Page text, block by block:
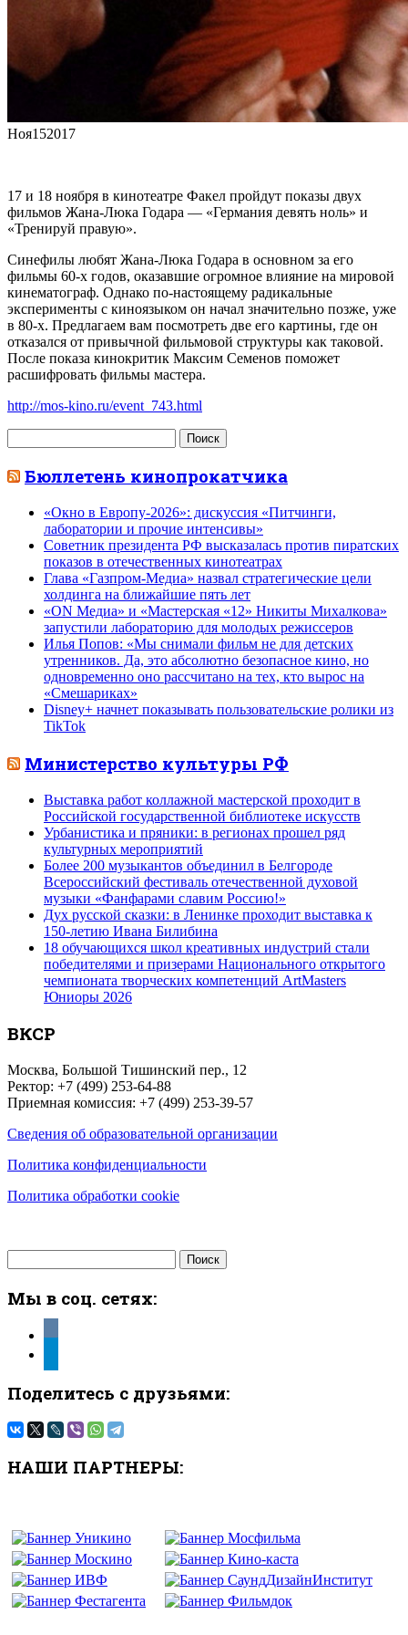
Ноя152017
17 и 18 ноября в кинотеатре Факел пройдут показы двух
фильмов Жана-Люка Годара — «Германия девять ноль» и
«Тренируй правую».
Синефилы любят Жана-Люка Годара в основном за его
фильмы 60-х годов, оказавшие огромное влияние на мировой
кинематограф. Однако по-настоящему радикальные
эксперименты с киноязыком он начал значительно позже, уже
в 80-х. Предлагаем вам посмотреть две его картины, где он
отказался от привычной фильмовой структуры как таковой.
После показа кинокритик Максим Семенов поможет
расшифровать фильмы мастера.
http://mos-kino.ru/event_743.html
Бюллетень кинопрокатчика
«Окно в Европу-2026»: дискуссия «Питчинги,
лаборатории и прочие интенсивы»
Советник президента РФ высказалась против пиратских
показов в отечественных кинотеатрах
Глава «Газпром-Медиа» назвал стратегические цели
холдинга на ближайшие пять лет
«ON Медиа» и «Мастерская «12» Никиты Михалкова»
запустили лабораторию для молодых режиссеров
Илья Попов: «Мы снимали фильм не для детских
утренников. Да, это абсолютно безопасное кино, но
одновременно оно рассчитано на тех, кто вырос на
«Смешариках»
Disney+ начнет показывать пользовательские ролики из
TikTok
Министерство культуры РФ
Выставка работ коллажной мастерской проходит в
Российской государственной библиотеке искусств
Урбанистика и пряники: в регионах прошел ряд
культурных мероприятий
Более 200 музыкантов объединил в Белгороде
Всероссийский фестиваль отечественной духовой
музыки «Фанфарами славим Россию!»
Дух русской сказки: в Ленинке проходит выставка к
150-летию Ивана Билибина
18 обучающихся школ креативных индустрий стали
победителями и призерами Национального открытого
чемпионата творческих компетенций ArtMasters
Юниоры 2026
ВКСР
Москва, Большой Тишинский пер., 12
Ректор: +7 (499) 253-64-88
Приемная комиссия: +7 (499) 253-39-57
Сведения об образовательной организации
Политика конфиденциальности
Политика обработки cookie
Мы в соц. сетях:
Поделитесь с друзьями:
НАШИ ПАРТНЕРЫ: